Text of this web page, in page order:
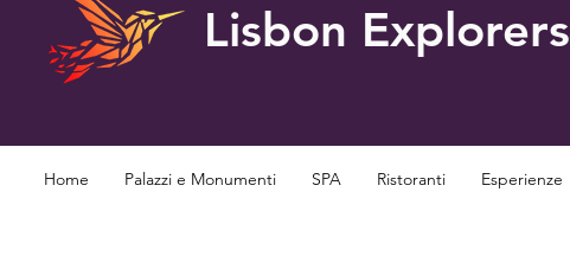
Lisbon Explorers
Home Palazzi e Monumenti SPA Ristoranti Esperienze